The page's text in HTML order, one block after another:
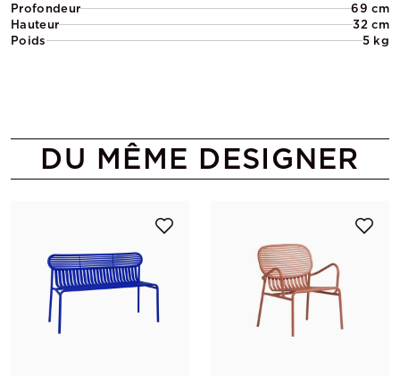
Profondeur
69 cm
Hauteur
32 cm
Poids
5 kg
DU MÊME DESIGNER